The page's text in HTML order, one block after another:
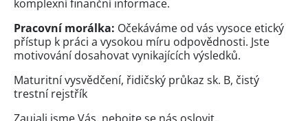
komplexní finanční informace.
Pracovní morálka: Očekáváme od vás vysoce etický
přístup k práci a vysokou míru odpovědnosti. Jste
motivování dosahovat vynikajících výsledků.
Maturitní vysvědčení, řidičský průkaz sk. B, čistý
trestní rejstřík